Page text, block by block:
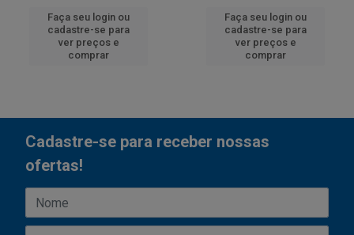
Faça seu login ou
cadastre-se para
ver preços e
comprar
Faça seu login ou
cadastre-se para
ver preços e
comprar
Cadastre-se para receber nossas
ofertas!